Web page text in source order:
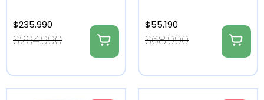
$294.990
$235.990
$68.990
$55.190